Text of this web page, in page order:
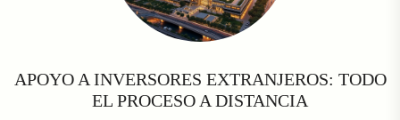
APOYO A INVERSORES EXTRANJEROS: TODO
EL PROCESO A DISTANCIA